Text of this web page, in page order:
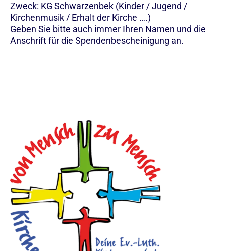
Zweck: KG Schwarzenbek (Kinder / Jugend /
Kirchenmusik / Erhalt der Kirche ….)
Geben Sie bitte auch immer Ihren Namen und die
Anschrift für die Spendenbescheinigung an.